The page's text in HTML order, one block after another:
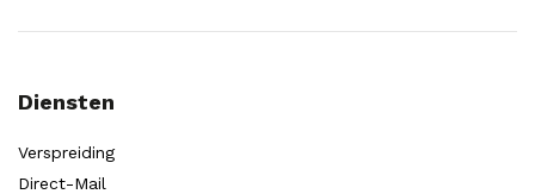
Diensten
Verspreiding
Direct-Mail